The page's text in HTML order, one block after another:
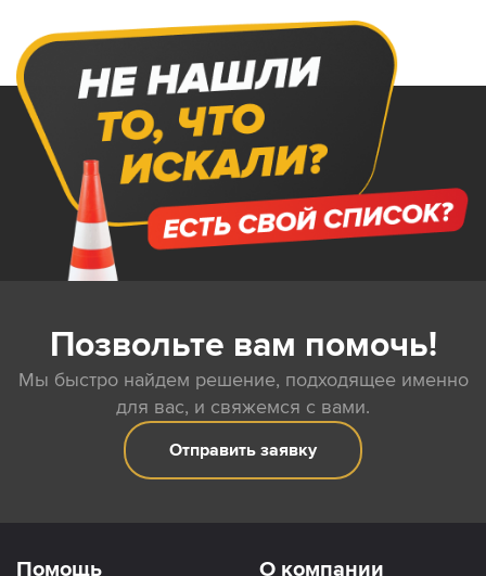
Позвольте вам помочь!
Мы быстро найдем решение, подходящее именно
для вас, и свяжемся с вами.
Отправить заявку
Помощь
О компании